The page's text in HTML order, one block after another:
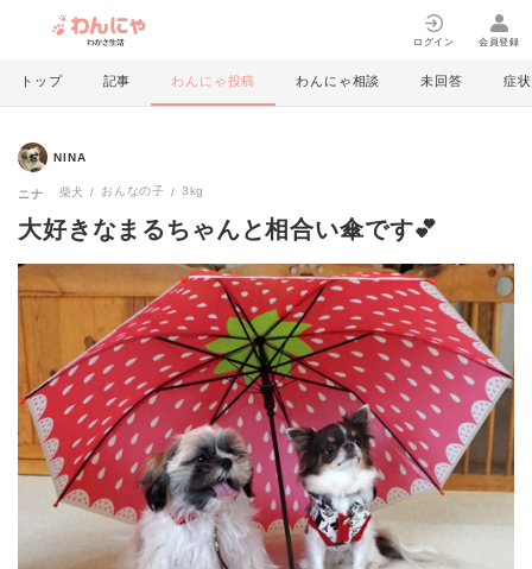
ログイン 会員登録
トップ 記事 わんにゃ投稿 わんにゃ相談 未回答 症状
NINA
ニナ 柴犬 おんなの子 3kg
大好きなまるちゃんと相合い傘です💕